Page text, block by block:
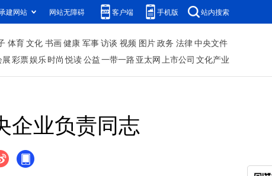
建网站 网站无障碍 客户端 手机版 站内搜索
体育文化 书画健康 军事访谈 视频 图片政务 法律中央文件
展彩票娱乐时尚 悦读公益一带一路 亚太网上市公司 文化产业
企业负责同志